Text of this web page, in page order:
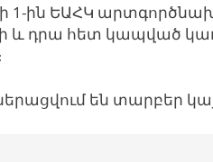
1-ին ԵԱՀԿ
և դրա հետ կապված
են տարբեր